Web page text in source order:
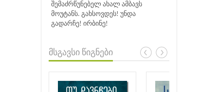
შემაძრწუნებელ ახალ ამბავს
მოუტანს. გახსოვდეს! უნდა
გადარჩე! ირბინე!
მსგავსი წიგნები